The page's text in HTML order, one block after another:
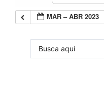
MAR – ABR 2023